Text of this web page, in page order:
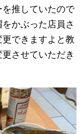
推していたので
かぶった店員さ
できますよと教
させていただき